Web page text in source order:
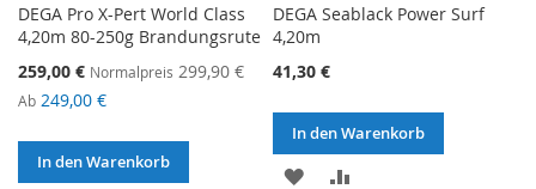
DEGA Pro X-Pert World Class
4,20m 80-250g Brandungsrute
Sonderangebot
259,00 € Normalpreis 299,90 €
Ab 249,00 €
In den Warenkorb
DEGA Seablack Power Surf
4,20m
41,30 €
In den Warenkorb
ZUR